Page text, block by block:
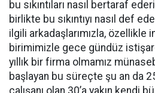
bu sıkıntıları nasıl bertaraf
birlikte bu sıkıntıyı nasıl def
ilgili arkadaşlarımızla, özellikle
birimimizle gece gündüz
yıllık bir firma olmamız
başlayan bu süreçte şu an da
çalışanı olan 30’a yakın kendi